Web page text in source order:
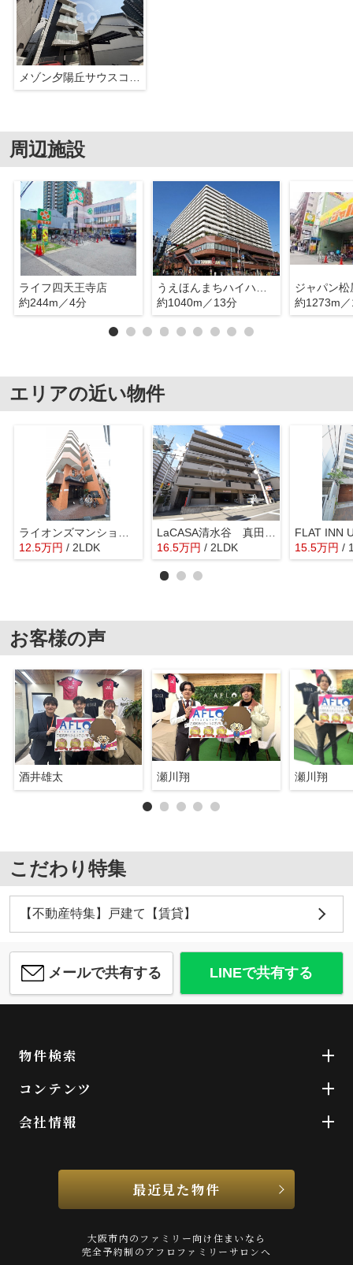
周辺施設
ライフ四天王寺店
約244m／4分
約1040m／13分
ジャパン松
約1273m
エリアの近い物件
12.5万円 / 2LDK
16.5万円 / 2LDK 15.5万円 /
お客様の声
酒井雄太 瀬川翔 瀬川翔
こだわり特集
【不動産特集】戸建て【賃貸】
メールで共有する LINEで共有する
物件検索
コンテンツ
会社情報
最近見た物件
大阪市内のファミリー向け住まいなら
完全予約制のアフロファミリーサロンへ